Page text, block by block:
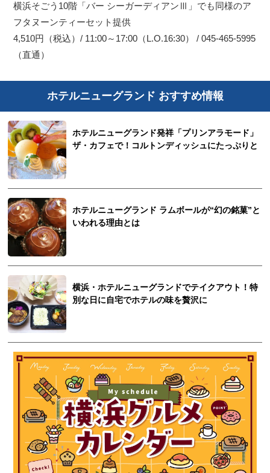
横浜そごう10階「バー シーガーディアンⅢ」でも同様のア
フタヌーンティーセット提供
4,510円（税込）/ 11:00～17:00（L.O.16:30） / 045-465-5995
（直通）
ホテルニューグランド おすすめ情報
ホテルニューグランド発祥「プリンアラモード」
ザ・カフェで！コルトンディッシュにたっぷりと
ホテルニューグランド ラムボールが“幻の銘菓”と
いわれる理由とは
横浜・ホテルニューグランドでテイクアウト！特
別な日に自宅でホテルの味を贅沢に